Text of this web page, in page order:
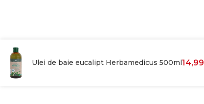
Ulei de baie eucalipt Herbamedicus 500ml14,99